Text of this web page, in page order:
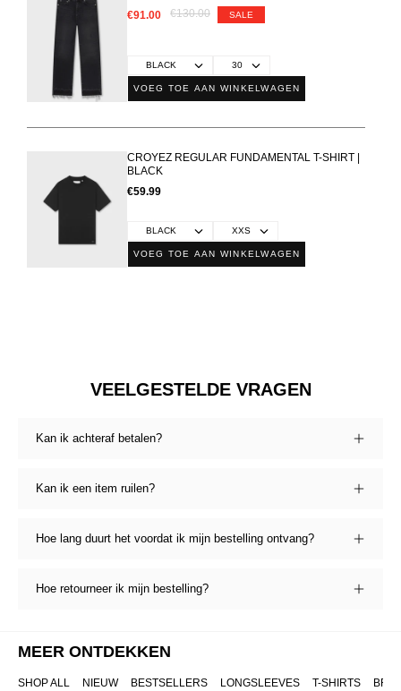
€91.00
€130.00 SALE
VOEG TOE AAN WINKELWAGEN
CROYEZ REGULAR FUNDAMENTAL T-SHIRT |
BLACK
€59.99
VOEG TOE AAN WINKELWAGEN
VEELGESTELDE VRAGEN
Kan ik achteraf betalen?
Kan ik een item ruilen?
Hoe lang duurt het voordat ik mijn bestelling ontvang?
Hoe retourneer ik mijn bestelling?
MEER ONTDEKKEN
SHOP ALL NIEUW BESTSELLERS LONGSLEEVES T-SHIRTS